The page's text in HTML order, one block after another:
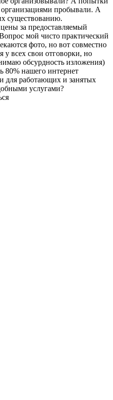
пробывали. А
существованию.
за предоставляемый
мой чисто практический
фото, но вот совместно
у всех свои отговорки, но
обсурдность изложения)
80% нашего интернет
для работающих и занятых
услугами?